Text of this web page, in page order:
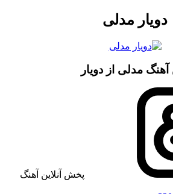
دویار مدلی
مدلی از دویار
پخش آنلاین آهنگ